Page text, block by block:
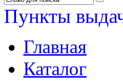
Пункты
Главная
Каталог